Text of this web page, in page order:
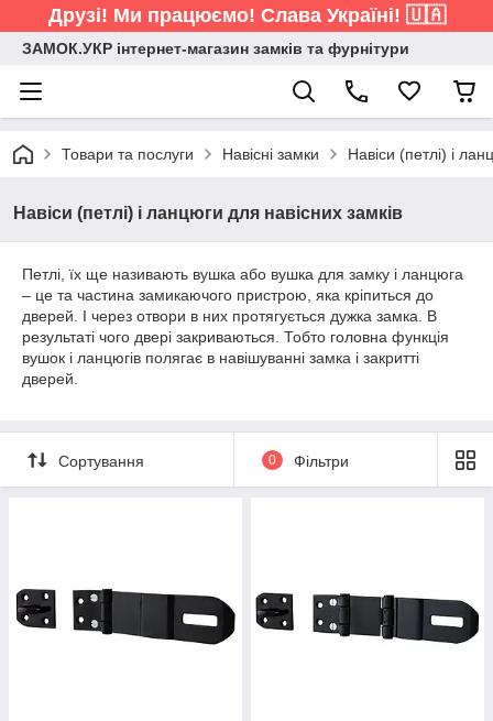
Друзі! Ми працюємо! Слава Україні! 🇺🇦
ЗАМОК.УКР інтернет-магазин замків та фурнітури
Товари та послуги Навісні замки Навіси (петлі) і
Навіси (петлі) і ланцюги для навісних замків
Петлі, їх ще називають вушка або вушка для замку і ланцюга
– це та частина замикаючого пристрою, яка кріпиться до
дверей. І через отвори в них протягується дужка замка. В
результаті чого двері закриваються. Тобто головна функція
вушок і ланцюгів полягає в навішуванні замка і закритті
дверей.
Сортування 0 Фільтри